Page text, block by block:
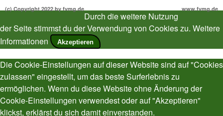
(c) Copyright 2022 by fvmg.de www.fvmg.de
Durch die weitere Nutzung
der Seite stimmst du der Verwendung von Cookies zu. Weitere
Informationen
Akzeptieren
Die Cookie-Einstellungen auf dieser Website sind auf "Cookies
zulassen" eingestellt, um das beste Surferlebnis zu
ermöglichen. Wenn du diese Website ohne Änderung der
Cookie-Einstellungen verwendest oder auf "Akzeptieren"
klickst, erklärst du sich damit einverstanden.